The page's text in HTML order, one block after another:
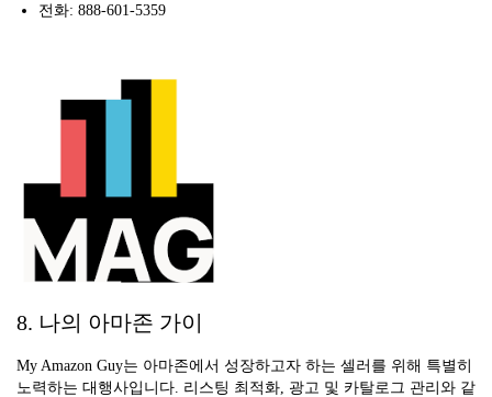
전화: 888-601-5359
8. 나의 아마존 가이
My Amazon Guy는 아마존에서 성장하고자 하는 셀러를 위해 특별히
노력하는 대행사입니다. 리스팅 최적화, 광고 및 카탈로그 관리와 같